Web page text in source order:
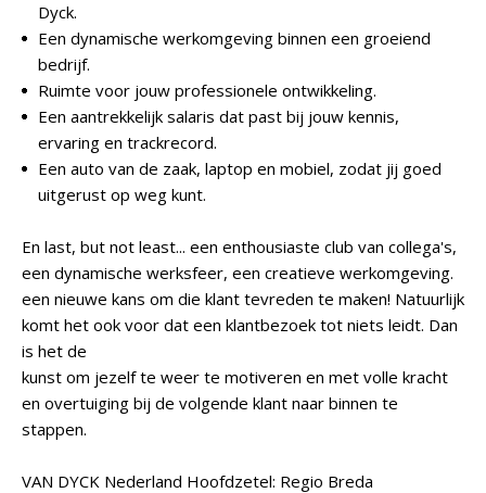
Dyck.
Een dynamische werkomgeving binnen een groeiend
bedrijf.
Ruimte voor jouw professionele ontwikkeling.
Een aantrekkelijk salaris dat past bij jouw kennis,
ervaring en trackrecord.
Een auto van de zaak, laptop en mobiel, zodat jij goed
uitgerust op weg kunt.
En last, but not least... een enthousiaste club van collega's,
een dynamische werksfeer, een creatieve werkomgeving.
een nieuwe kans om die klant tevreden te maken! Natuurlijk
komt het ook voor dat een klantbezoek tot niets leidt. Dan
is het de
kunst om jezelf te weer te motiveren en met volle kracht
en overtuiging bij de volgende klant naar binnen te
stappen.
VAN DYCK Nederland Hoofdzetel: Regio Breda